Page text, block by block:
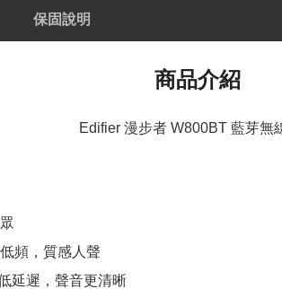
保固說明
商品介紹
Edifier 漫步者 W800BT 藍芽無
頻，質感人聲
延遲，聲音更清晰